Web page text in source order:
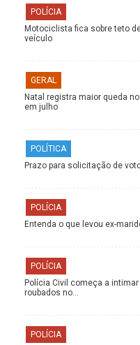
POLÍCIA
Motociclista fica sobre teto
veículo
GERAL
Natal registra maior queda
em julho
POLÍTICA
Prazo para solicitação de
POLÍCIA
Entenda o que levou ex-
POLÍCIA
Polícia Civil começa a
roubados no…
POLÍCIA